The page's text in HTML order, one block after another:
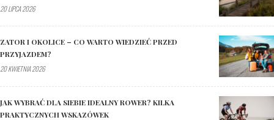
20 LIPCA 2026
ZATOR I OKOLICE – CO WARTO WIEDZIEĆ PRZED
PRZYJAZDEM?
20 KWIETNIA 2026
JAK WYBRAĆ DLA SIEBIE IDEALNY ROWER? KILKA
PRAKTYCZNYCH WSKAZÓWEK